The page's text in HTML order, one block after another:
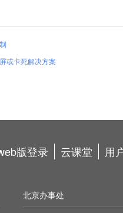
或卡死解决方案
版登录 云课堂 用
北京办事处